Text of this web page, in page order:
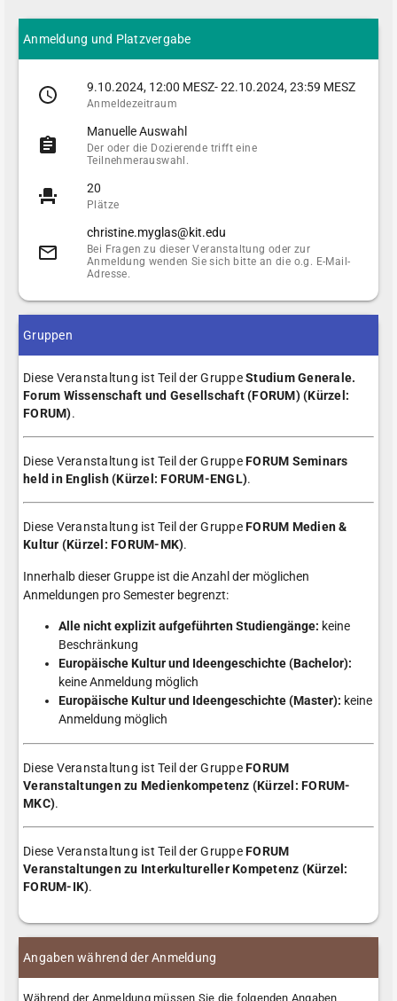
Anmeldung und Platzvergabe
9.10.2024, 12:00 MESZ- 22.10.2024, 23:59 MESZ
Anmeldezeitraum
Manuelle Auswahl
Der oder die Dozierende trifft eine
Teilnehmerauswahl.
20
Plätze
christine.myglas@kit.edu
Bei Fragen zu dieser Veranstaltung oder zur
Anmeldung wenden Sie sich bitte an die o.g. E-Mail-
Adresse.
Gruppen
Diese Veranstaltung ist Teil der GruppeStudium Generale.
Forum Wissenschaft und Gesellschaft (FORUM) (Kürzel:
FORUM).
Diese Veranstaltung ist Teil der GruppeFORUM Seminars
held in English (Kürzel: FORUM-ENGL).
Diese Veranstaltung ist Teil der GruppeFORUM Medien &
Kultur (Kürzel: FORUM-MK).
Innerhalb dieser Gruppe ist die Anzahl der möglichen
Anmeldungen pro Semester begrenzt:
Alle nicht explizit aufgeführten Studiengänge: keine
Beschränkung
Europäische Kultur und Ideengeschichte (Bachelor):
keine Anmeldung möglich
Europäische Kultur und Ideengeschichte (Master): keine
Anmeldung möglich
Diese Veranstaltung ist Teil der GruppeFORUM
Veranstaltungen zu Medienkompetenz (Kürzel: FORUM-
MKC).
Diese Veranstaltung ist Teil der GruppeFORUM
Veranstaltungen zu Interkultureller Kompetenz (Kürzel:
FORUM-IK).
Angaben während der Anmeldung
Während der Anmeldung müssen Sie die folgenden Angaben